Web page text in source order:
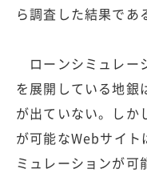
ら調査した結果であ
ローンシミュレー
を展開している地銀
が出ていない。しか
が可能なWebサイ
ミュレーションが可